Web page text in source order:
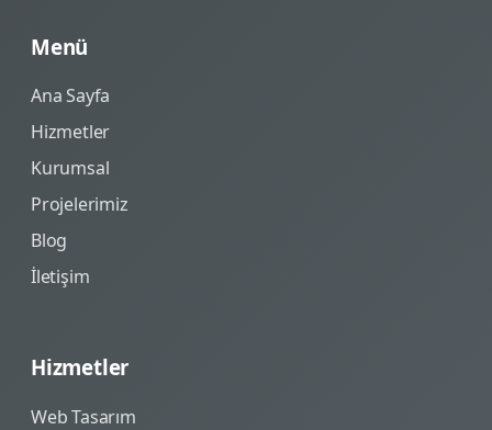
Menü
Ana Sayfa
Hizmetler
Kurumsal
Projelerimiz
Blog
İletişim
Hizmetler
Web Tasarım